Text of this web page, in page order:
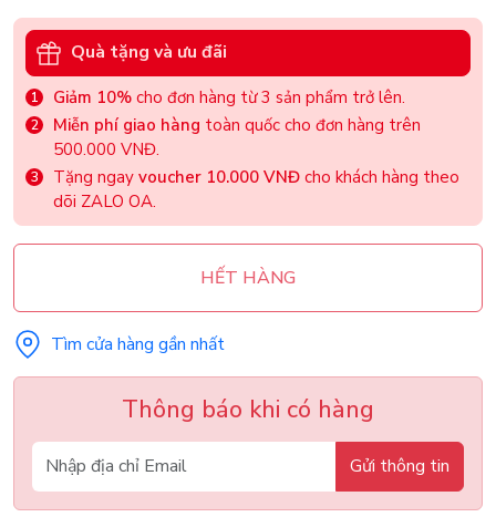
Quà tặng và ưu đãi
Giảm 10% cho đơn hàng từ 3 sản phẩm trở lên.
Miễn phí giao hàng toàn quốc cho đơn hàng trên
500.000 VNĐ.
Tặng ngay voucher 10.000 VNĐ cho khách hàng theo
dõi ZALO OA.
HẾT HÀNG
Tìm cửa hàng gần nhất
Thông báo khi có hàng
Gửi thông tin